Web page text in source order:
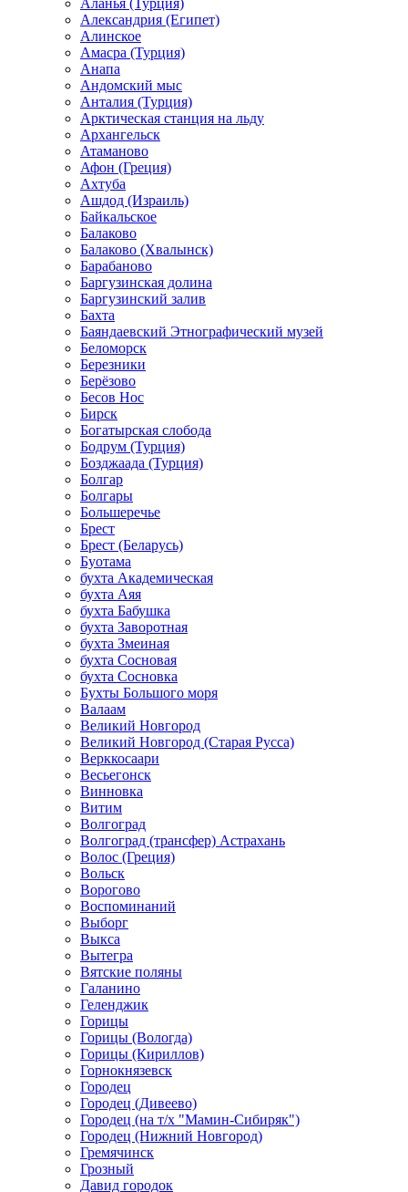
Аланья (Турция)
Александрия (Египет)
Алинское
Амасра (Турция)
Анапа
Андомский мыс
Анталия (Турция)
Арктическая станция на льду
Архангельск
Атаманово
Афон (Греция)
Ахтуба
Ашдод (Израиль)
Байкальское
Балаково
Балаково (Хвалынск)
Барабаново
Баргузинская долина
Баргузинский залив
Бахта
Баяндаевский Этнографический музей
Беломорск
Березники
Берёзово
Бесов Нос
Бирск
Богатырская слобода
Бодрум (Турция)
Бозджаада (Турция)
Болгар
Болгары
Большеречье
Брест
Брест (Беларусь)
Буотама
бухта Академическая
бухта Аяя
бухта Бабушка
бухта Заворотная
бухта Змеиная
бухта Сосновая
бухта Сосновка
Бухты Большого моря
Валаам
Великий Новгород
Великий Новгород (Старая Русса)
Верккосаари
Весьегонск
Винновка
Витим
Волгоград
Волгоград (трансфер) Астрахань
Волос (Греция)
Вольск
Ворогово
Воспоминаний
Выборг
Выкса
Вытегра
Вятские поляны
Галанино
Геленджик
Горицы
Горицы (Вологда)
Горицы (Кириллов)
Горнокнязевск
Городец
Городец (Дивеево)
Городец (на т/х "Мамин-Сибиряк")
Городец (Нижний Новгород)
Гремячинск
Грозный
Давид городок